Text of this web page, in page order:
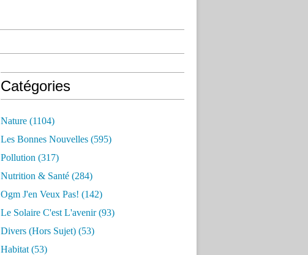
Catégories
Nature (1104)
Les Bonnes Nouvelles (595)
Pollution (317)
Nutrition & Santé (284)
Ogm J'en Veux Pas! (142)
Le Solaire C'est L'avenir(93)
Divers (hors Sujet) (53)
Habitat (53)